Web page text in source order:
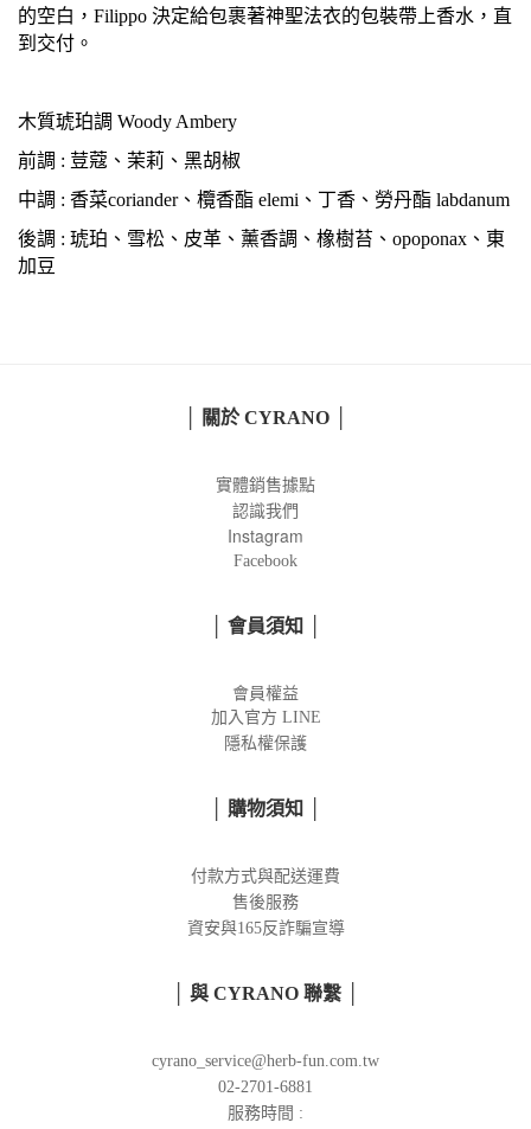
的空白，Filippo 決定給包裹著神聖法衣的包裝帶上香水，直
到交付。
木質琥珀調 Woody Ambery
前調 : 荳蔻、茉莉、黑胡椒
中調 : 香菜coriander、欖香酯 elemi、丁香、勞丹酯 labdanum
後調 : 琥珀、雪松、皮革、薰香調、橡樹苔、opoponax、東
加豆
│ 關於 CYRANO │
實體銷售據點
認識我們
Instagram
Facebook
│ 會員須知 │
會員權益
加入官方 LINE
隱私權保護
│ 購物須知 │
付款方式與配送運費
售後服務
資安與165反詐騙宣導
│ 與 CYRANO 聯繫 │
cyrano_service@herb-fun.com.tw
02-2701-6881
服務時間 :